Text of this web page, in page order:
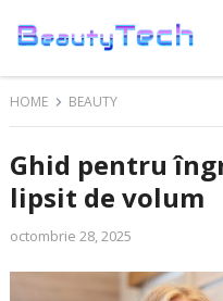
HOME BEAUTY
Ghid pentru
lipsit de volum
octombrie 28, 2025